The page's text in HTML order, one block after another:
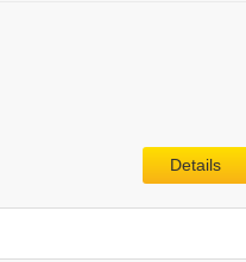
Details